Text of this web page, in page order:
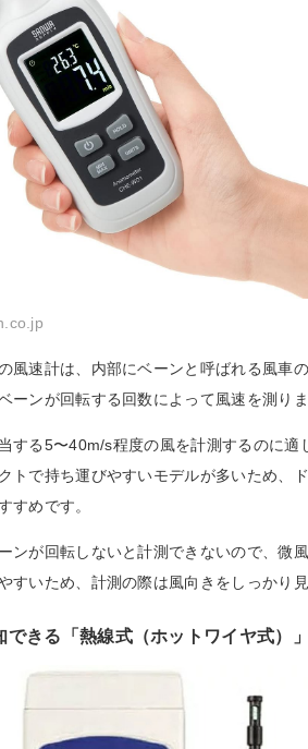
風速計は、内部にベーンと呼ばれる風車
ーンが回転する回数によって風速を測りま
する5〜40m/s程度の風を計測するのに
トで持ち運びやすいモデルが多いため、
すめです。
ンが回転しないと計測できないので、微
すいため、計測の際は風向きをしっかり
できる「熱線式（ホットワイヤ式）」